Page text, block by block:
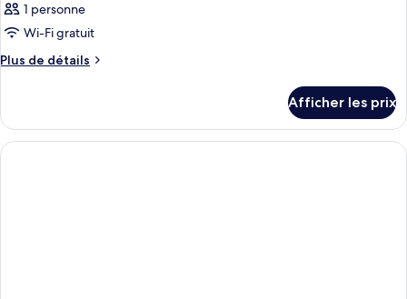
1 personne
Wi-Fi gratuit
Plus de détails
Plus
Chambre
Afficher les prix